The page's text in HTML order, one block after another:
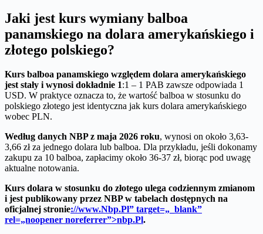
Jaki jest kurs wymiany balboa
panamskiego na dolara amerykańskiego i
złotego polskiego?
Kurs balboa panamskiego względem dolara amerykańskiego
jest stały i wynosi dokładnie 1:1 – 1 PAB zawsze odpowiada 1
USD. W praktyce oznacza to, że wartość balboa w stosunku do
polskiego złotego jest identyczna jak kurs dolara amerykańskiego
wobec PLN.
Według danych NBP z maja 2026 roku, wynosi on około 3,63-
3,66 zł za jednego dolara lub balboa. Dla przykładu, jeśli dokonamy
zakupu za 10 balboa, zapłacimy około 36-37 zł, biorąc pod uwagę
aktualne notowania.
Kurs dolara w stosunku do złotego ulega codziennym zmianom
i jest publikowany przez NBP w tabelach dostępnych na
oficjalnej stronie://www.Nbp.Pl” target=„_blank”
rel=„noopener noreferrer”>nbp.Pl.